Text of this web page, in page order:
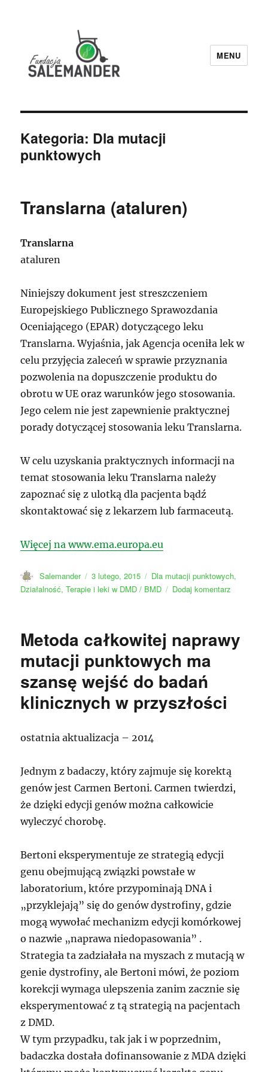
MENU
Kategoria: Dla mutacji
punktowych
Translarna (ataluren)
Translarna
ataluren
Niniejszy dokument jest streszczeniem
Europejskiego Publicznego Sprawozdania
Oceniającego (EPAR) dotyczącego leku
Translarna. Wyjaśnia, jak Agencja oceniła lek w
celu przyjęcia zaleceń w sprawie przyznania
pozwolenia na dopuszczenie produktu do
obrotu w UE oraz warunków jego stosowania.
Jego celem nie jest zapewnienie praktycznej
porady dotyczącej stosowania leku Translarna.
W celu uzyskania praktycznych informacji na
temat stosowania leku Translarna należy
zapoznać się z ulotką dla pacjenta bądź
skontaktować się z lekarzem lub farmaceutą.
Więcej na www.ema.europa.eu
Autor
Salemander
Data
publikacji
3 lutego, 2015 Kategorie
Dla mutacji punktowych,
Działalność,Terapie i leki w DMD / BMD Dodaj komentarz
Metoda całkowitej naprawy
mutacji punktowych ma
szansę wejść do badań
klinicznych w przyszłości
ostatnia aktualizacja – 2014
Jednym z badaczy, który zajmuje się korektą
genów jest Carmen Bertoni. Carmen twierdzi,
że dzięki edycji genów można całkowicie
wyleczyć chorobę.
Bertoni eksperymentuje ze strategią edycji
genu obejmującą związki powstałe w
laboratorium, które przypominają DNA i
„przyklejają” się do genów dystrofiny, gdzie
mogą wywołać mechanizm edycji komórkowej
o nazwie „naprawa niedopasowania” .
Strategia ta zadziałała na myszach z mutacją w
genie dystrofiny, ale Bertoni mówi, że poziom
korekcji wymaga ulepszenia zanim zacznie się
eksperymentować z tą strategią na pacjentach
z DMD.
W tym przypadku, tak jak i w poprzednim,
badaczka dostała dofinansowanie z MDA dzięki